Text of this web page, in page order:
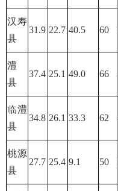
汉寿
县
31.9 22.7 40.5 60
澧
县
37.4 25.1 49.0 66
临澧
县
34.8 26.1 33.3 62
桃源
县
27.7 25.4 9.1 50